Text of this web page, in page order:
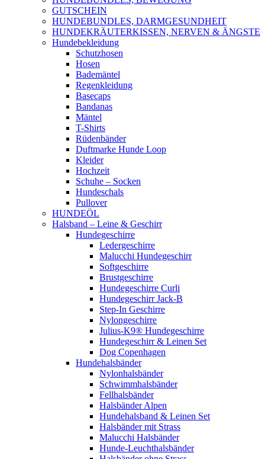
GUTSCHEIN
HUNDEBUNDLES, DARMGESUNDHEIT
HUNDEKRÄUTERKISSEN, NERVEN & ÄNGSTE
Hundebekleidung
Schutzhosen
Hosen
Bademäntel
Regenkleidung
Basecaps
Bandanas
Mäntel
T-Shirts
Rüdenbänder
Duftmarke Hunde Loop
Kleider
Hochzeit
Schuhe – Socken
Hundeschals
Pullover
HUNDEÖL
Halsband – Leine & Geschirr
Hundegeschirre
Ledergeschirre
Malucchi Hundegeschirr
Softgeschirre
Brustgeschirre
Hundegeschirre Curli
Hundegeschirr Jack-B
Step-In Geschirre
Nylongeschirre
Julius-K9® Hundegeschirre
Hundegeschirr & Leinen Set
Dog Copenhagen
Hundehalsbänder
Nylonhalsbänder
Schwimmhalsbänder
Fellhalsbänder
Halsbänder Alpen
Hundehalsband & Leinen Set
Halsbänder mit Strass
Malucchi Halsbänder
Hunde-Leuchthalsbänder